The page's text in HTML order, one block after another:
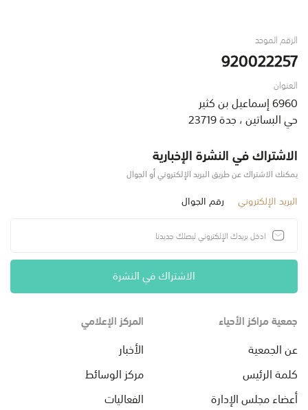
الرقم الموحد
920022257
العنوان
6960 إسماعيل بن كثير
حي البساتين ، جدة 23719
الاشتراك في النشرة الإخبارية
يمكنك الاشتراك عن طريق البريد الإلكتروني أو الجوال
البريد الإلكتروني رقم الجوال
الاشتراك في النشرة
جمعية مراكز الأحياء
عن الجمعية
كلمة الرئيس
أعضاء مجلس الإدارة
المركز الإعلامي
الأخبار
مركز الوسائط
الفعاليات